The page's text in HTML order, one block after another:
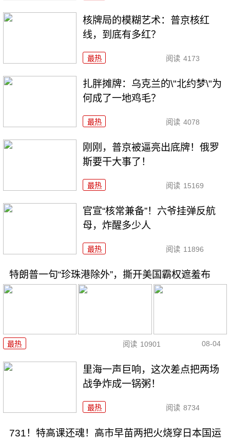
核牌局的模糊艺术：普京核红
线，到底有多红？
最热 阅读 4173
扎胖摊牌：乌克兰的\"北约梦\"为
何成了一地鸡毛？
最热 阅读 4078
刚刚，普京被逼亮出底牌！俄罗
斯要干大事了！
最热 阅读 15169
官宣“核常兼备”！六爷挂弹反航
母，炸醒多少人
最热 阅读 11896
特朗普一句“珍珠港除外”，撕开美国霸权遮羞布
最热 阅读 10901 08-04
里海一声巨响，这次差点把两场
战争炸成一锅粥！
最热 阅读 8734
731！特高课还魂！高市早苗两把火烧穿日本国运